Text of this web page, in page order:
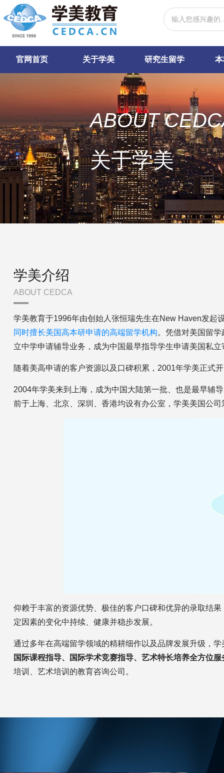
官网首页 关于学美 研究生留学
ABOUT
关于学美
学美介绍
ABOUT CEDCA
学美教育于1996年由创始人张恒瑞先生在New Haven发起
同时擅长美国高本研申请的高端留学机构。凭借对美国留
立中学申请辅导业务，成为中国最早指导学生申请美国私
随着美高申请的客户资源以及口碑积累，2001年学美正式
2004年学美来到上海，成为中国大陆第一批、也是最早辅
前于上海、北京、深圳、香港均设有办公室，学美美国公
仰赖于丰富的资源优势、极佳的客户口碑和优异的录取结
定因素的变化中持续、健康并稳步发展。
通过多年在高端留学领域的精耕细作以及品牌发展升级，
国际课程指导、国际学术竞赛指导、艺术特长培养全方位服
培训、艺术培训的教育咨询公司。